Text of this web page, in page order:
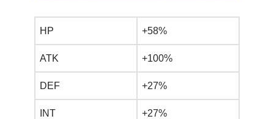
HP +58%
ATK +100%
DEF +27%
INT +27%